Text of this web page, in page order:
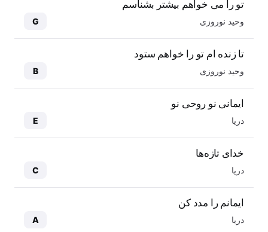
تو را می خواهم بیشتر بشناسم
وحید نوروزی G
تا زنده ام تو را خواهم ستود
وحید نوروزی B
ایمانی نو روحی نو
دریا E
خدای تازه‌ها
دریا C
ایمانم را مدد کن
دریا A